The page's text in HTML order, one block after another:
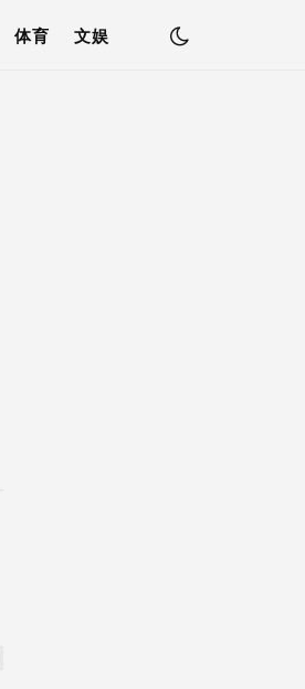
体育 文娱